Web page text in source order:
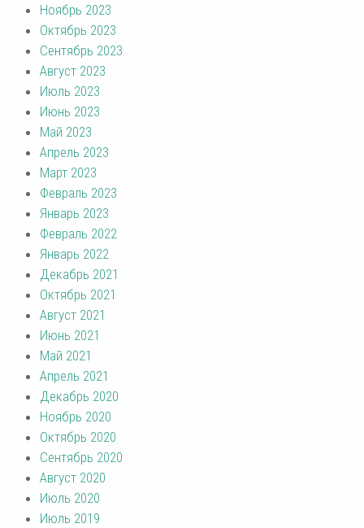
Ноябрь 2023
Октябрь 2023
Сентябрь 2023
Август 2023
Июль 2023
Июнь 2023
Май 2023
Апрель 2023
Март 2023
Февраль 2023
Январь 2023
Февраль 2022
Январь 2022
Декабрь 2021
Октябрь 2021
Август 2021
Июнь 2021
Май 2021
Апрель 2021
Декабрь 2020
Ноябрь 2020
Октябрь 2020
Сентябрь 2020
Август 2020
Июль 2020
Июль 2019